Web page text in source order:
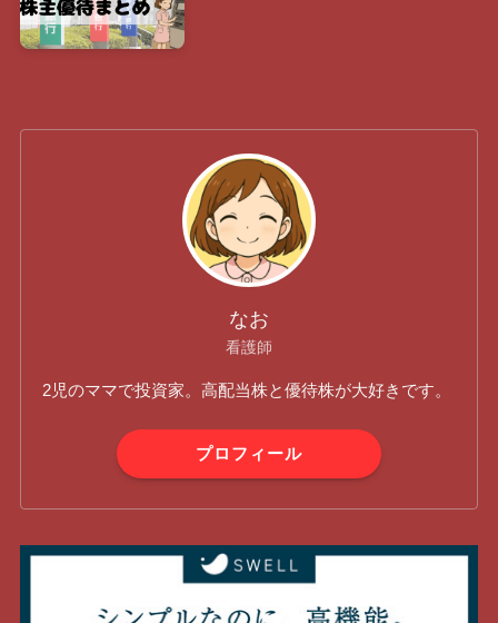
なお
看護師
2児のママで投資家。高配当株と優待株が大好きです。
プロフィール